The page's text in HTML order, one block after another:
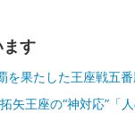
ます
を果たした王座戦五
矢王座の“神対応”「